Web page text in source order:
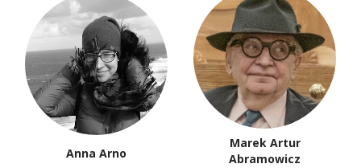
Anna Arno
Marek Artur
Abramowicz